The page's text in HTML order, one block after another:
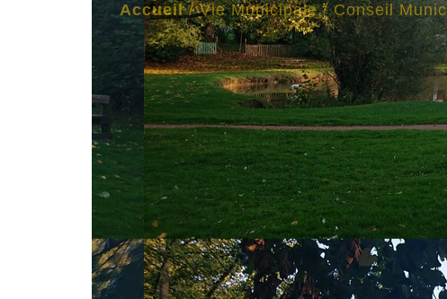
Accueil/Vie Municipale/Conseil